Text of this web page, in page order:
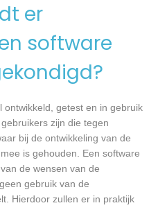
er
software
ontwikkeld, getest en in gebruik
zijn die tegen
bij de ontwikkeling van de
is gehouden. Een software
de wensen van de
gebruik van de
Hierdoor zullen er in praktijk